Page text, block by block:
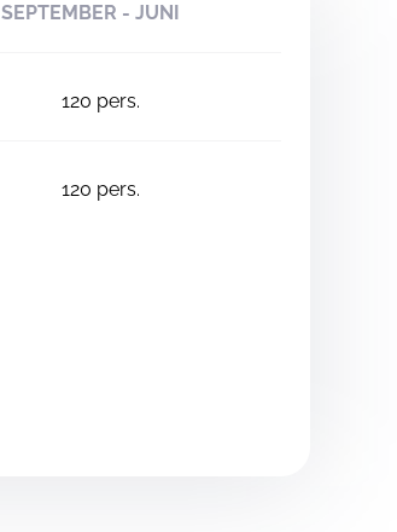
SEPTEMBER - JUNI
120 pers.
120 pers.